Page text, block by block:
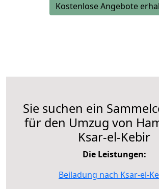
Kostenlose Angebote
Sie suchen ein
für den Umzug von
Ksar-el-Kebir
Die Leistungen:
Beiladung nach Ksar-el-